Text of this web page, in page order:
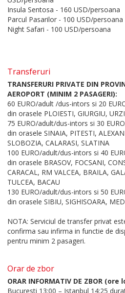
Insula Sentosa - 160 USD/persoana
Parcul Pasarilor - 100 USD/persoana
Night Safari - 100 USD/persoana
Transferuri
TRANSFERURI PRIVATE DIN
AEROPORT (MINIM 2 PASAGERI):
60 EURO/adult /dus-intors si 20
din orasele PLOIESTI, GIURGIU,
75 EURO/adult/dus-intors si 30
din orasele SINAIA, PITESTI,
SLOBOZIA, CALARASI, SLATINA
100 EURO/adult/dus-intors si 40
din orasele BRASOV, FOCSANI,
CARACAL, RM VALCEA, BRAILA,
TULCEA, BACAU
130 EURO/adult/dus-intors si 50
din orasele SIBIU, SIGHISOARA,
NOTA: Serviciul de transfer privat
confirma sau infirma in functie de
pentru minim 2 pasageri.
Orar de zbor
ORAR INFORMATIV DE ZBOR (ore
Bucuresti 13:00 – Istanbul 14:25